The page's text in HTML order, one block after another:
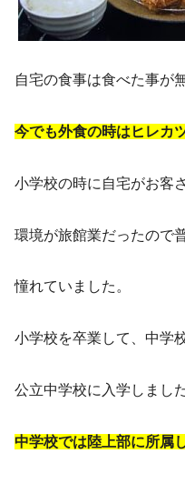
自宅の食事は食べた事が
今でも外食の時はヒレカ
小学校の時に自宅がお客
環境が旅館業だったので
憧れていました。
小学校を卒業して、中学
公立中学校に入学しました
中学校では陸上部に所属